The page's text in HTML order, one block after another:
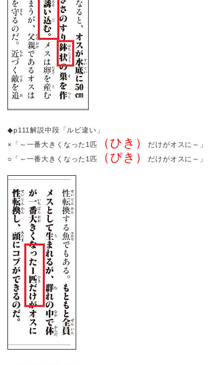
◆p111解説中段「ルビ違い」
×「～一番大きくなった1匹
（ひき）
だけがオスに～」
○「～一番大きくなった1匹
（ぴき） だけがオスに～」